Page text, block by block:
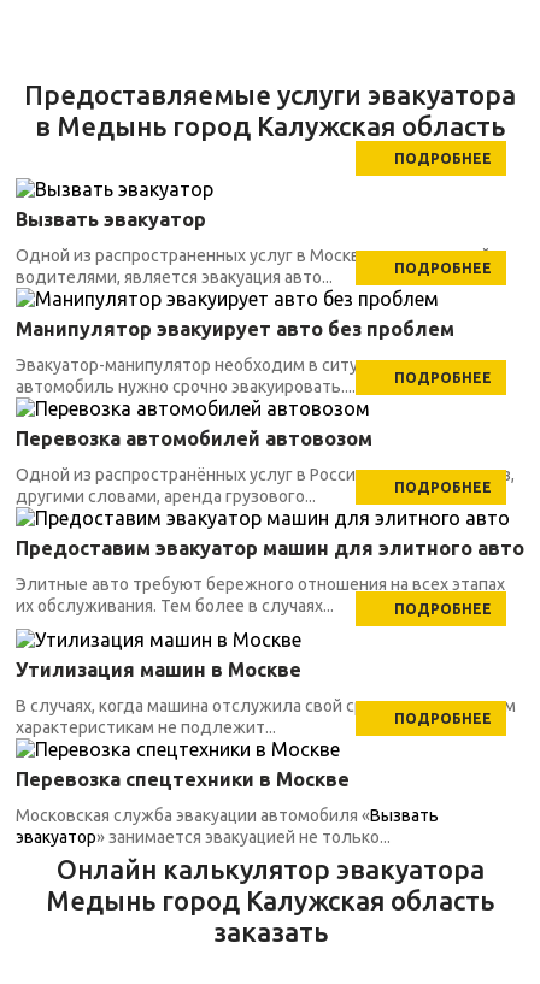
Предоставляемые услуги эвакуатора
в Медынь город Калужская область
ПОДРОБНЕЕ
Вызвать эвакуатор
Одной из распространенных услуг в Москве, заказываемой
водителями, является эвакуация авто...
ПОДРОБНЕЕ
Манипулятор эвакуирует авто без проблем
Эвакуатор-манипулятор необходим в ситуациях, когда
автомобиль нужно срочно эвакуировать....
ПОДРОБНЕЕ
Перевозка автомобилей автовозом
Одной из распространённых услуг в России является автовоз,
другими словами, аренда грузового...
ПОДРОБНЕЕ
Предоставим эвакуатор машин для элитного авто
Элитные авто требуют бережного отношения на всех этапах
их обслуживания. Тем более в случаях...
ПОДРОБНЕЕ
Утилизация машин в Москве
В случаях, когда машина отслужила свой срок, по техническим
характеристикам не подлежит...
ПОДРОБНЕЕ
Перевозка спецтехники в Москве
Московская служба эвакуации автомобиля «Вызвать
эвакуатор» занимается эвакуацией не только...
Онлайн калькулятор эвакуатора
Медынь город Калужская область
заказать